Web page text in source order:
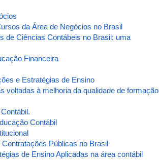
da Área de Negócios no Brasil
de Ciências Contábeis no Brasil: uma
Financeira
e Estratégias de Ensino
voltadas à melhoria da qualidade de formação
Contábil
Públicas no Brasil
de Ensino Aplicadas na área contábil